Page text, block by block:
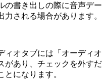
の書き出しの際に音声デー
される場合があります。
ィオタブには「オーディオ
があり、チェックを外すだ
になります。